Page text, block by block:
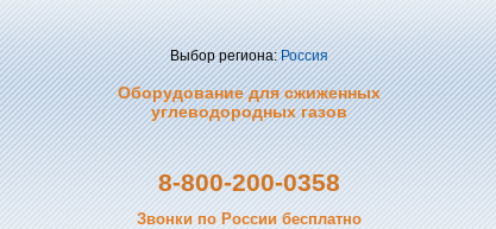
Выбор региона:Россия
Оборудование для сжиженных
углеводородных газов
8-800-200-0358
Звонки по России бесплатно